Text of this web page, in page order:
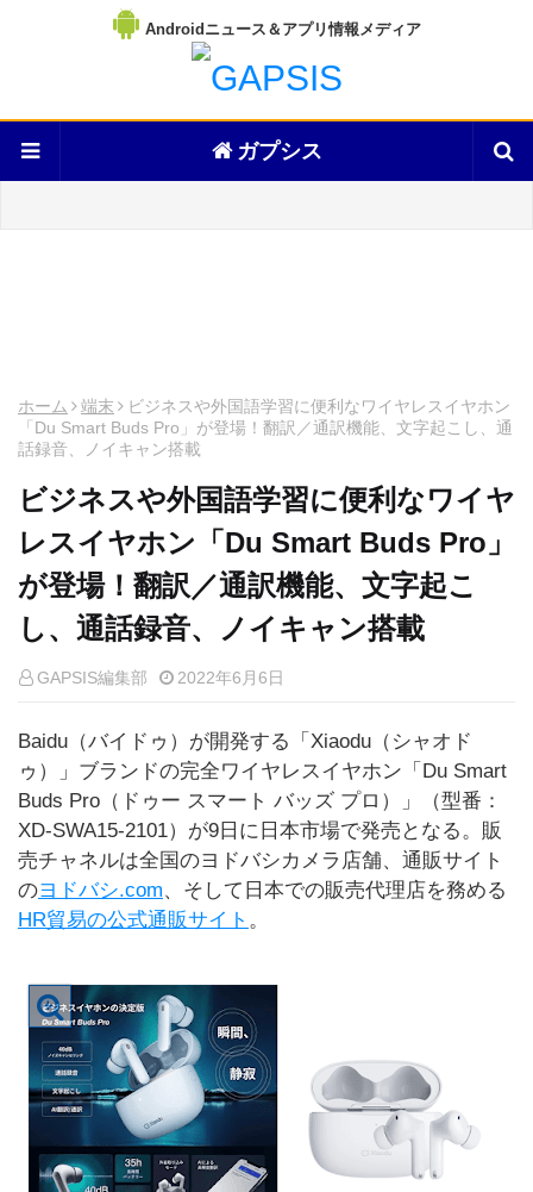
Androidニュース＆アプリ情報メディア
ガプシス
ホーム 端末
ビジネスや外国語学習に便利なワイヤレスイヤホン
「Du Smart Buds Pro」が登場！翻訳／通訳機能、文字起こし、通
話録音、ノイキャン搭載
ビジネスや外国語学習に便利なワイヤ
レスイヤホン「Du Smart Buds Pro」
が登場！翻訳／通訳機能、文字起こ
し、通話録音、ノイキャン搭載
GAPSIS編集部 2022年6月6日
Baidu（バイドゥ）が開発する「Xiaodu（シャオド
ゥ）」ブランドの完全ワイヤレスイヤホン「Du Smart
Buds Pro（ドゥー スマート バッズ プロ）」（型番：
XD-SWA15-2101）が9日に日本市場で発売となる。販
売チャネルは全国のヨドバシカメラ店舗、通販サイト
のヨドバシ.com、そして日本での販売代理店を務める
HR貿易の公式通販サイト 。